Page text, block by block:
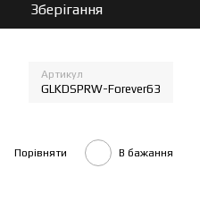
Зберігання
Артикул
GLKDSPRW-Forever63
Порівняти В бажання